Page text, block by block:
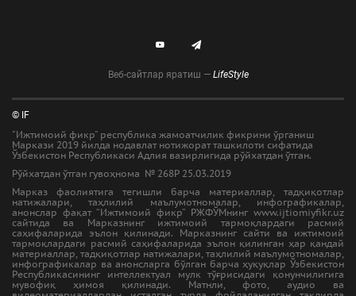
Веб-сайтлар яратиш — LifeStyle
© IF
"Ижтимоий фикр" республика жамоатчилик фикрини ўрганиш
Маркази 2019 йилда нодавлат нотижорат ташкилоти сифатида
Ўзбекистон Республикаси Адлия вазирлигида рўйхатдан ўтган.
Рўйхатдан ўтган гувоҳнома № 268Р 25.03.2019
Марказ фаолиятига тегишли барча материаллар, тадқиқотлар
натижалари, таҳлилий маълумотномалар, инфографикалар,
анонслар фақат “Ижтимоий фикр” РЖФЎМнинг www.ijtiomiyfikr.uz
сайтида ва Марказнинг ижтимоий тармоқлардаги расмий
саҳифаларида эълон қилинади. Марказнинг сайти ва ижтимоий
тармоқлардаги расмий саҳифаларида эълон қилинган ҳар қандай
материаллар, тадқиқотлар натижалари, таҳлилий маълумотномалар,
инфографикалар ва анонсларга бўлган барча ҳуқуқлар Ўзбекистон
Республикасининг интеллектуал мулк тўғрисидаги қонунчилигига
мувофиқ ҳимоя қилинади. Матнли, фото, аудио ва